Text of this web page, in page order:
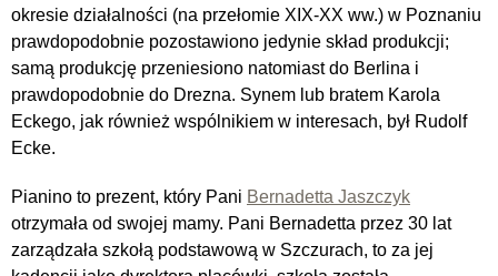
okresie działalności (na przełomie XIX-XX ww.) w Poznaniu
prawdopodobnie pozostawiono jedynie skład produkcji;
samą produkcję przeniesiono natomiast do Berlina i
prawdopodobnie do Drezna. Synem lub bratem Karola
Eckego, jak również wspólnikiem w interesach, był Rudolf
Ecke.
Pianino to prezent, który Pani Bernadetta Jaszczyk
otrzymała od swojej mamy. Pani Bernadetta przez 30 lat
zarządzała szkołą podstawową w Szczurach, to za jej